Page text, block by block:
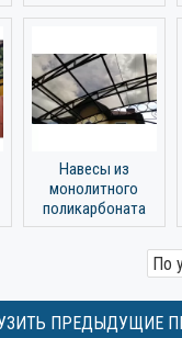
Навесы из
монолитного
поликарбоната
ПРЕДЫДУЩИЕ